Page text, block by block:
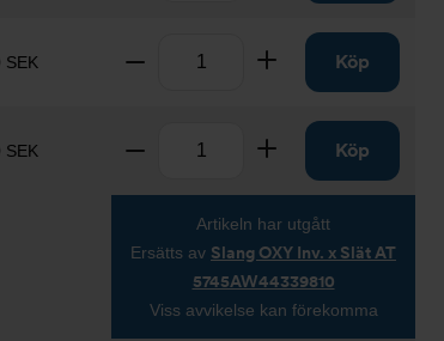
SEK Ta bort Lägg tillKöp
SEK Ta bort Lägg tillKöp
Artikeln har utgått
Ersätts av Slang OXY Inv. x Slät AT
5745AW44339810
Viss avvikelse kan förekomma